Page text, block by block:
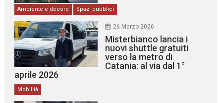
Ambiente e decoro Spazi pubblici
26 Marzo 2026
Misterbianco lancia i
nuovi shuttle gratuiti
verso la metro di
Catania: al via dal 1°
aprile 2026
Mobilità